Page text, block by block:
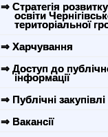
⇒ Стратегія розвитку
освіти
територіальної
⇒ Харчування
⇒ Доступ до
інформації
⇒ Публічні закупівлі
⇒ Вакансії